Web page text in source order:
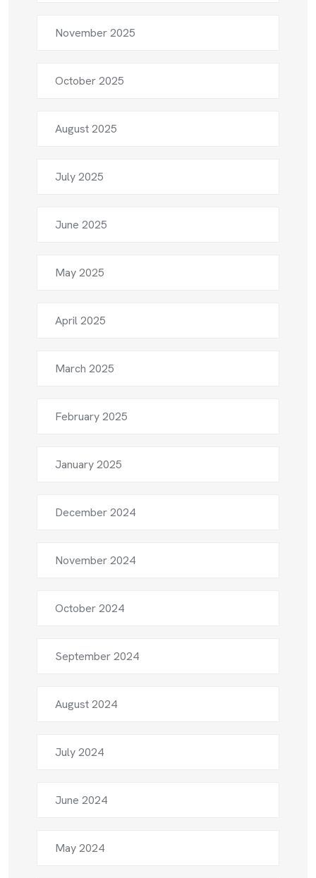
November 2025
October 2025
August 2025
July 2025
June 2025
May 2025
April 2025
March 2025
February 2025
January 2025
December 2024
November 2024
October 2024
September 2024
August 2024
July 2024
June 2024
May 2024